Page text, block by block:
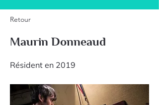
Retour
Maurin Donneaud
Résident en 2019